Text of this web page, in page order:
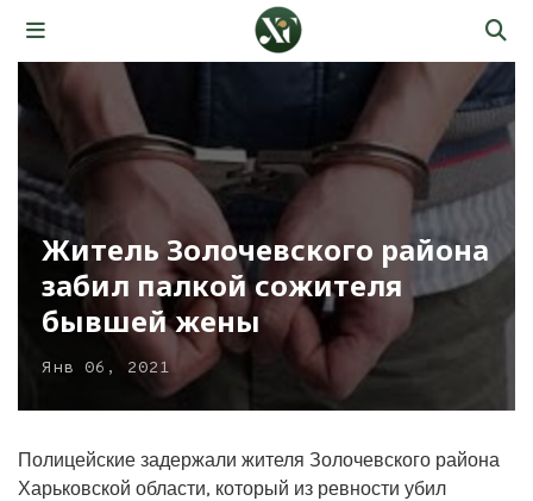
Житель Золочевского района
забил палкой сожителя
бывшей жены
Янв 06, 2021
Полицейские задержали жителя Золочевского района
Харьковской области, который из ревности убил